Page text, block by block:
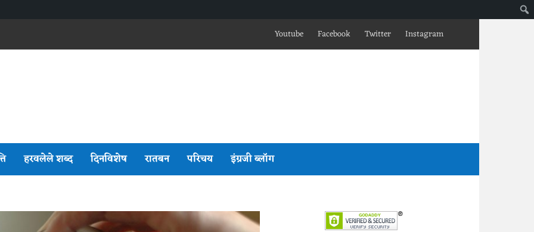
Youtube Facebook Twitter Instagram
हरवलेले शब्द दिनविशेष रातबन परिचय इंग्रजी ब्लॉग